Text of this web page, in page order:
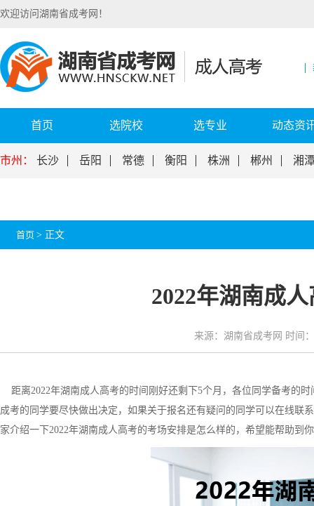
欢迎访问湖南省成考网！
首页 选院校 选专业 动态资
市州： 长沙 岳阳 常德 衡阳 株洲 郴州 湘
首页 > 正文
2022年湖南成
来源：湖南省成考网 时间
距离2022年湖南成人高考的时间刚好还剩下5个月，各位同学备考的
成考的同学要尽快做出决定，如果关于报名还有疑问的同学可以在线联
家介绍一下2022年湖南成人高考的考场安排是怎么样的，希望能帮助到